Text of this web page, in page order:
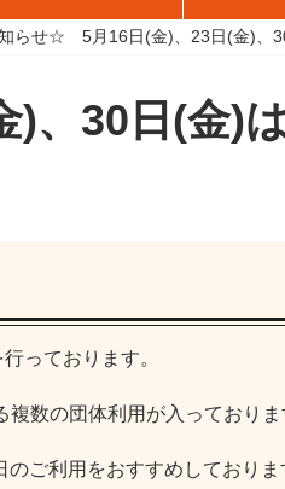
らせ☆ 5月16日(金)、23日(金)、
30日(金)は
っております。
数の団体利用が入っておりま
ご利用をおすすめしておりま